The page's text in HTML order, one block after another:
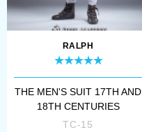
RALPH
THE MEN'S SUIT 17TH AND
18TH CENTURIES
TC-15